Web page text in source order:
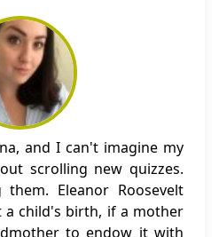
and I can't imagine my
scrolling new quizzes.
Eleanor Roosevelt
a child's birth, if a mother
to endow it with